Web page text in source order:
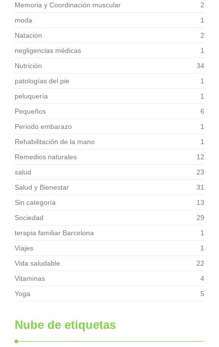
Memoria y Coordinación muscular
2
moda
1
Natación
2
negligencias médicas
1
Nutrición
34
patologías del pie
1
peluquería
1
Pequeños
6
Periodo embarazo
1
Rehabilitación de la mano
1
Remedios naturales
12
salud
23
Salud y Bienestar
31
Sin categoría
13
Sociedad
29
terapia familiar Barcelona
1
Viajes
1
Vida saludable
22
Vitaminas
4
Yoga
5
Nube de etiquetas